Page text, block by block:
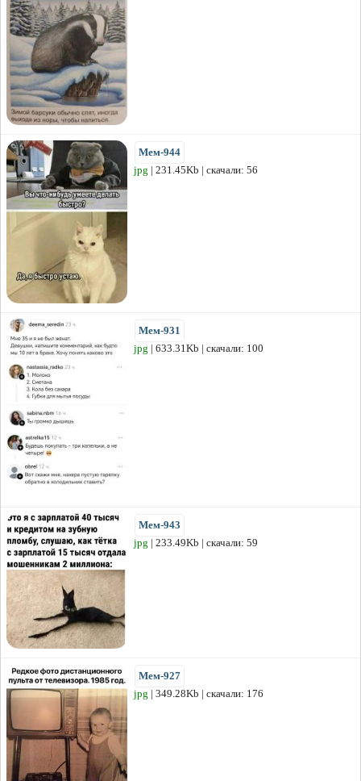
Мем-944
jpg | 231.45Kb | скачали: 56
Мем-931
jpg | 633.31Kb | скачали: 100
Мем-943
jpg | 233.49Kb | скачали: 59
Мем-927
jpg | 349.28Kb | скачали: 176